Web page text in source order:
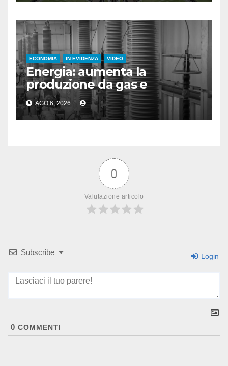
ECONOMIA IN EVIDENZA VIDEO
Energia: aumenta la
produzione da gas e
fotovoltaico
AGO 6, 2026
0
Valutazione articolo
Subscribe Login
0 COMMENTI